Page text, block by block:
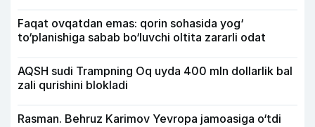
Faqat ovqatdan emas: qorin sohasida yog‘
to‘planishiga sabab bo‘luvchi oltita zararli odat
AQSH sudi Trampning Oq uyda 400 mln dollarlik bal
zali qurishini blokladi
Rasman. Behruz Karimov Yevropa jamoasiga o‘tdi